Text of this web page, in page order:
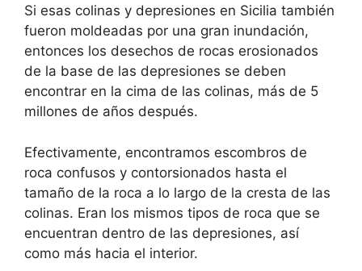
Si esas colinas y depresiones en Sicilia también
fueron moldeadas por una gran inundación,
entonces los desechos de rocas erosionados
de la base de las depresiones se deben
encontrar en la cima de las colinas, más de 5
millones de años después.
Efectivamente, encontramos escombros de
roca confusos y contorsionados hasta el
tamaño de la roca a lo largo de la cresta de las
colinas. Eran los mismos tipos de roca que se
encuentran dentro de las depresiones, así
como más hacia el interior.